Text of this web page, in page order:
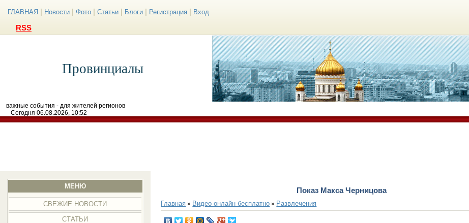
ГЛАВНАЯ Новости Фото Статьи Блоги Регистрация Вход
RSS
Провинциалы
важные события - для жителей регионов
Сегодня 06.08.2026, 10:52
МЕНЮ
СВЕЖИЕ НОВОСТИ
СТАТЬИ
Показ Макса Черницова
Главная » Видео онлайн бесплатно » Развлечения